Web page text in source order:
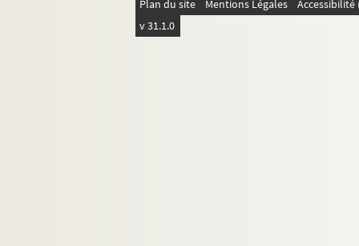
Plan du site Mentions Légales
v 31.1.0